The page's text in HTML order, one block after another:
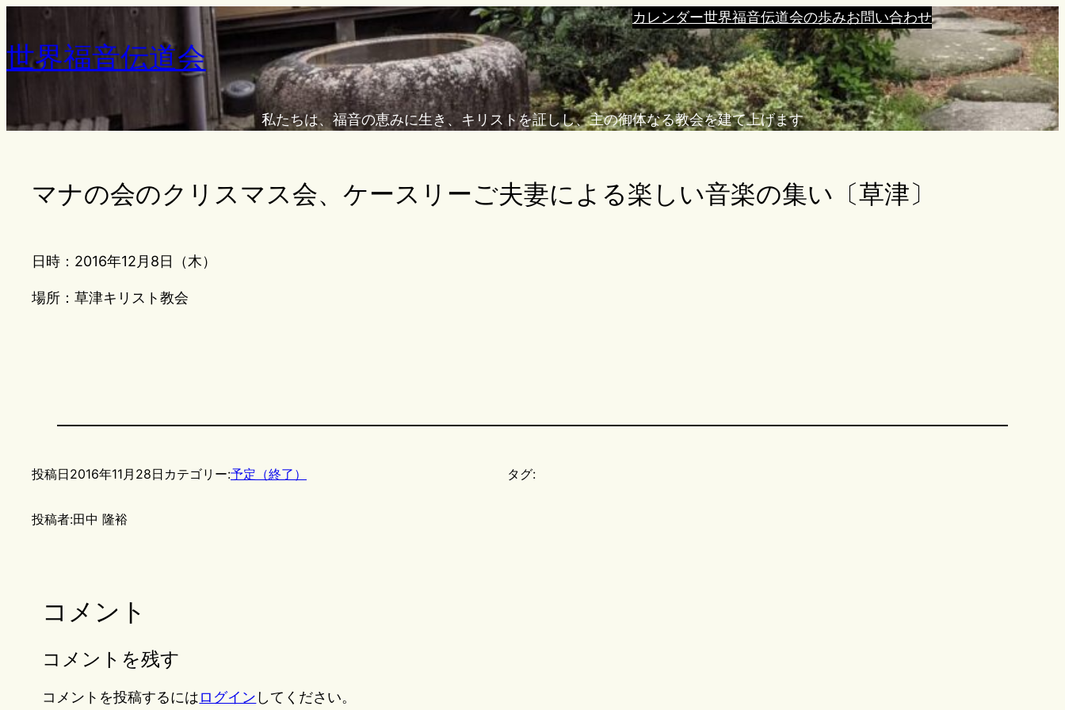
を
ッ
世界福音伝道会
カレンダー世界福音伝道会の歩みお問い合わせ
私たちは、福音の恵みに生き、キリストを証しし、主の御体なる教会を建て上げます
マナの会のクリスマス会、ケースリーご夫妻による楽しい音楽の集い〔草津〕
日時：2016年12月8日（木）
場所：草津キリスト教会
投稿日2016年11月28日 カテゴリー:予定（終了）
投稿者:田中 隆裕
タグ:
コメント
コメントを残す
コメントを投稿するにはログイン してください。